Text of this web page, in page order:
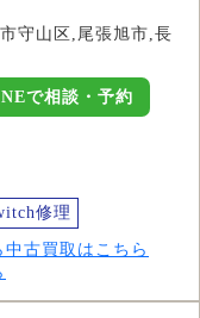
守山区,尾張旭市,長
で相談・予約
修理
中古買取はこちら